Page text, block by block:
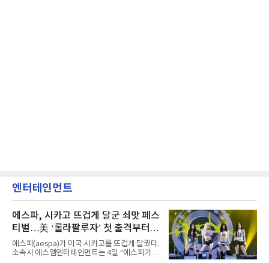
엔터테인먼트
에스파, 시카고 뜨겁게 달군 쇠맛 페스
티벌…美 ‘롤라팔루자’ 첫 출격부터
증명한 존재감
에스파(aespa)가 미국 시카고를 뜨겁게 달궜다.
소속사 에스엠엔터테인먼트는 4일 “에스파가